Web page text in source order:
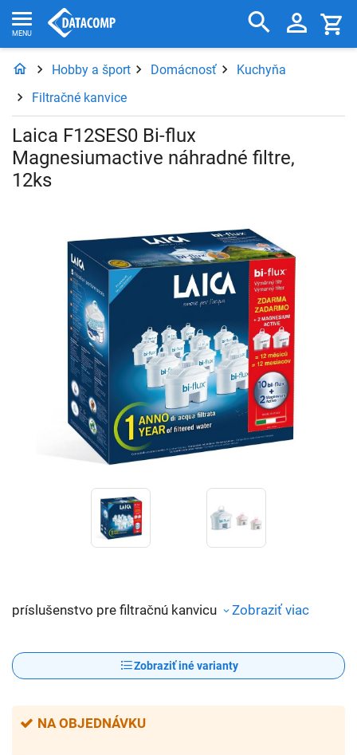
Hobby a šport Domácnosť
Kuchyňa
Filtračné kanvice
Laica F12SES0 Bi-flux
Magnesiumactive náhradné filtre,
12ks
príslušenstvo pre filtračnú kanvicu Zobraziť viac
Zobraziť iné varianty
NA OBJEDNÁVKU